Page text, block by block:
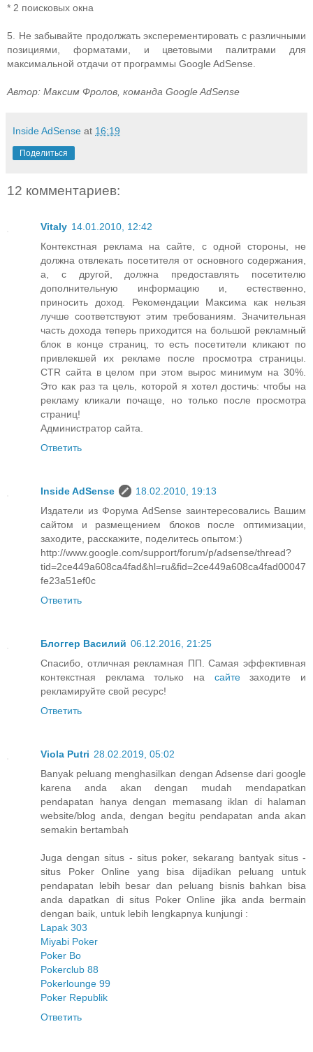
* 2 поисковых окна
5. Не забывайте продолжать эксперементировать с различными
позициями, форматами, и цветовыми палитрами для
максимальной отдачи от программы Google AdSense.
Автор: Максим Фролов, команда Google AdSense
Inside AdSense at 16:19
Поделиться
12 комментариев:
Vitaly 14.01.2010, 12:42
Контекстная реклама на сайте, с одной стороны, не
должна отвлекать посетителя от основного содержания,
а, с другой, должна предоставлять посетителю
дополнительную информацию и, естественно,
приносить доход. Рекомендации Максима как нельзя
лучше соответствуют этим требованиям. Значительная
часть дохода теперь приходится на большой рекламный
блок в конце страниц, то есть посетители кликают по
привлекшей их рекламе после просмотра страницы.
CTR сайта в целом при этом вырос минимум на 30%.
Это как раз та цель, которой я хотел достичь: чтобы на
рекламу кликали почаще, но только после просмотра
страниц!
Администратор сайта.
Ответить
Inside AdSense
18.02.2010, 19:13
Издатели из Форума AdSense заинтересовались Вашим
сайтом и размещением блоков после оптимизации,
заходите, расскажите, поделитесь опытом:)
http://www.google.com/support/forum/p/adsense/thread?
tid=2ce449a608ca4fad&hl=ru&fid=2ce449a608ca4fad00047
fe23a51ef0c
Ответить
Блоггер Василий 06.12.2016, 21:25
Спасибо, отличная рекламная ПП. Самая эффективная
контекстная реклама только на сайтезаходите и
рекламируйте свой ресурс!
Ответить
Viola Putri 28.02.2019, 05:02
Banyak peluang menghasilkan dengan Adsense dari google
karena anda akan dengan mudah mendapatkan
pendapatan hanya dengan memasang iklan di halaman
website/blog anda, dengan begitu pendapatan anda akan
semakin bertambah
Juga dengan situs - situs poker, sekarang bantyak situs -
situs Poker Online yang bisa dijadikan peluang untuk
pendapatan lebih besar dan peluang bisnis bahkan bisa
anda dapatkan di situs Poker Online jika anda bermain
dengan baik, untuk lebih lengkapnya kunjungi :
Lapak 303
Miyabi Poker
Poker Bo
Pokerclub 88
Pokerlounge 99
Poker Republik
Ответить